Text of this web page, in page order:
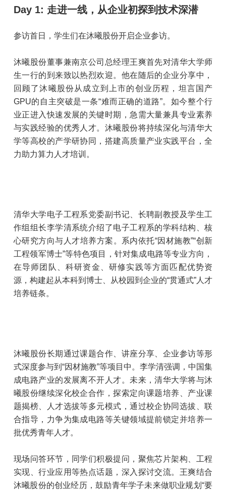
Day 1: 走进一线，从企业初探到技术深潜
参访首日，学生们在沐曦股份开启企业参访。
沐曦股份董事兼南京公司总经理王爽首先对清华大学师
生一行的到来致以热烈欢迎。他在随后的企业分享中，
回顾了沐曦股份从成立到上市的创业历程，坦言国产
GPU的自主突破是一条“难而正确的道路”。如今整个行
业正进入快速发展的关键时期，急需大量兼具专业素养
与实践经验的优秀人才。沐曦股份将持续深化与清华大
学等高校的产学研协同，搭建高质量产业实践平台，全
力助力算力人才培训。
清华大学电子工程系党委副书记、长聘副教授及学生工
作组组长李学清系统介绍了电子工程系的学科结构、核
心研究方向与人才培养方案。系内依托“因材施教”“创新
工程领军博士”等特色项目，针对集成电路等专业方向，
在导师团队、科研资金、研修实践等方面匹配优势资
源，构建起从本科到博士、从校园到企业的“贯通式”人才
培养链条。
沐曦股份长期通过课题合作、讲座分享、企业参访等形
式深度参与到“因材施教”等项目中。李学清强调，中国集
成电路产业的发展离不开人才。未来，清华大学将与沐
曦股份继续深化校企合作，探索定向课题培养、产业课
题揭榜、人才选拔等多元模式，通过校企协同选拔、联
合指导，力争为集成电路等关键领域提前锁定并培养一
批优秀青年人才。
现场问答环节，同学们积极提问，聚焦芯片架构、工程
实现、行业应用等热点话题，深入探讨交流。王爽结合
沐曦股份的创业经历，鼓励青年学子未来做职业规划“要